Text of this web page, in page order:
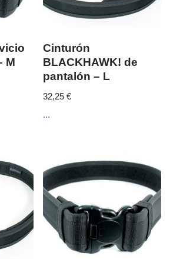
M
Cinturón
BLACKHAWK! de
pantalón – L
32,25€
...